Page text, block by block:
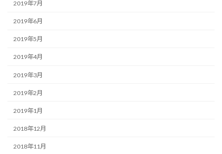
2019年7月
2019年6月
2019年5月
2019年4月
2019年3月
2019年2月
2019年1月
2018年12月
2018年11月